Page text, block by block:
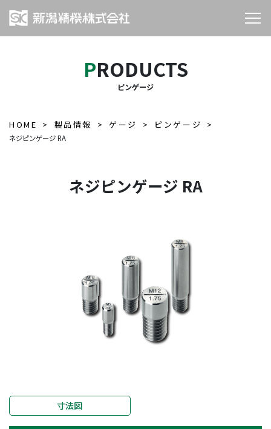
PRODUCTS
ピンゲージ
HOME 製品情報 ゲージ ピンゲージ
ネジピンゲージ RA
ネジピンゲージ RA
寸法図